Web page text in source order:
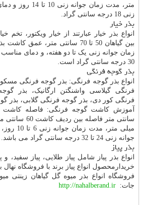
متر، مدت زمان
زنی 18 درجه سانتی گراد.
بذر خیار
انواع بذر خیار عبارتند از خیار ویکتور، تخم
30 درجه سانتی گراد است.
بذر گوجه فرنگی
انواع بذر گوجه فرنگی: بذر گوجه فرنگی
فرنگی گیلاسی واشنگتن ارگانیک، بذر
فرنگی کور دی، بذر گوجه فرنگی گلابی، بذر
میلی متر،
جوانه زنی 24 تا 32 درجه سانتی گراد می باشد.
بذر پیاز
انواع بذر پیاز شامل پیاز طلایی، پیاز سفید،
خریدارمحصول انواع پیاز برند با فروشگاه نهال
فروشگاه انواع بذر میوه گل گیاهان زینتی
جات: http://nahalberand.ir